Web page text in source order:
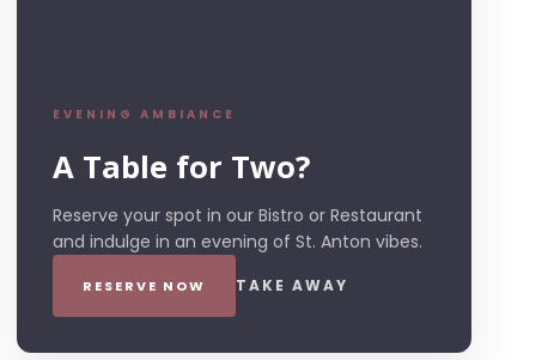
EVENING AMBIANCE
A Table for Two?
Reserve your spot in our Bistro or Restaurant
and indulge in an evening of St. Anton vibes.
RESERVE NOW TAKE AWAY